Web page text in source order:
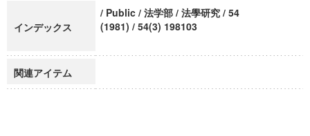
インデックス
/ Public / 法学部 / 法學研究 / 54
(1981) / 54(3) 198103
関連アイテム